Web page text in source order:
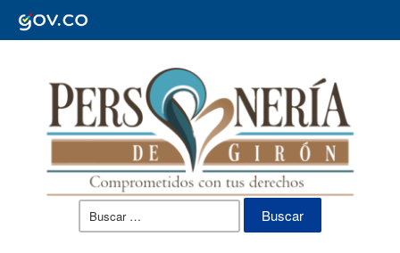
Buscar: